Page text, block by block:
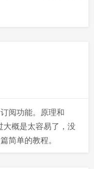
阅功能。原理和
大概是太容易了，没
简单的教程。